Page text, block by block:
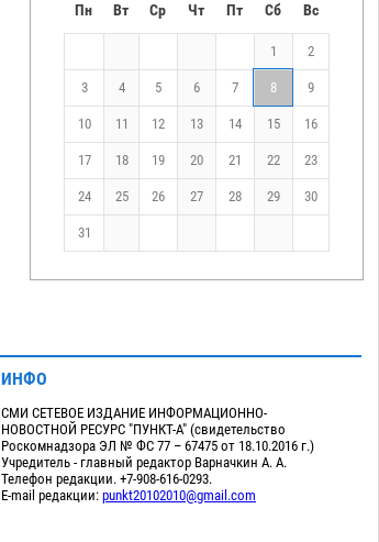
Пн Вт Ср Чт Пт Сб Вс
1 2
3 4 5 6 7 8 9
10 11 12 13 14 15 16
17 18 19 20 21 22 23
24 25 26 27 28 29 30
31
ИНФО
СМИ СЕТЕВОЕ ИЗДАНИЕ ИНФОРМАЦИОННО-
НОВОСТНОЙ РЕСУРС "ПУНКТ-А" (свидетельство
Роскомнадзора ЭЛ № ФС 77 – 67475 от 18.10.2016 г.)
Учредитель - главный редактор Варначкин А. А.
Телефон редакции. +7-908-616-0293.
E-mail редакции: punkt20102010@gmail.com